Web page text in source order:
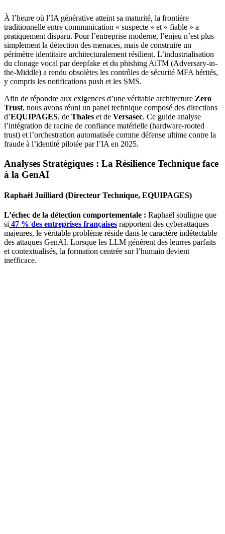
À l’heure où l’IA générative atteint sa maturité, la frontière
traditionnelle entre communication « suspecte » et « fiable » a
pratiquement disparu. Pour l’entreprise moderne, l’enjeu n’est plus
simplement la détection des menaces, mais de construire un
périmètre identitaire architecturalement résilient. L’industrialisation
du clonage vocal par deepfake et du phishing AiTM (Adversary-in-
the-Middle) a rendu obsolètes les contrôles de sécurité MFA hérités,
y compris les notifications push et les SMS.
Afin de répondre aux exigences d’une véritable architecture Zero
Trust, nous avons réuni un panel technique composé des directions
d’EQUIPAGES, de Thales et de Versasec. Ce guide analyse
l’intégration de racine de confiance matérielle (hardware-rooted
trust) et l’orchestration automatisée comme défense ultime contre la
fraude à l’identité pilotée par l’IA en 2025.
Analyses Stratégiques : La Résilience Technique face
à la GenAI
Raphaël Juilliard (Directeur Technique, EQUIPAGES)
L’échec de la détection comportementale : Raphaël souligne que
si 47 % des entreprises françaises rapportent des cyberattaques
majeures, le véritable problème réside dans le caractère indétectable
des attaques GenAI. Lorsque les LLM génèrent des leurres parfaits
et contextualisés, la formation centrée sur l’humain devient
inefficace.